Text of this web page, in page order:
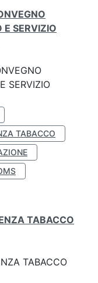
SERVIZIO
SERVIZIO
TABACCO
TABACCO
TABACCO